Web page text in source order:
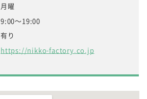
月曜
9:00～19:00
有り
https://nikko-factory.co.jp